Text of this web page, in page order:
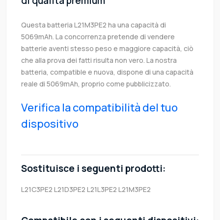
Questa batteria L21M3PE2 ha una capacità di
5069mAh. La concorrenza pretende di vendere
batterie aventi stesso peso e maggiore capacità, ciò
che alla prova dei fatti risulta non vero. La nostra
batteria, compatible e nuova, dispone di una capacità
reale di 5069mAh, proprio come pubblicizzato.
Verifica la compatibilità del tuo
dispositivo
Sostituisce i seguenti prodotti:
L21C3PE2 L21D3PE2 L21L3PE2 L21M3PE2